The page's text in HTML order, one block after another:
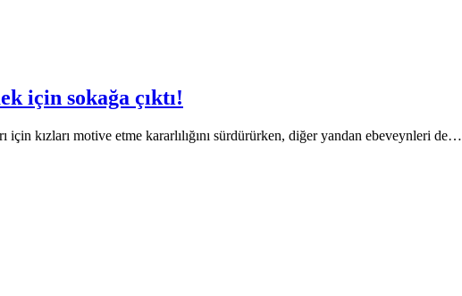
için sokağa çıktı!
kızları motive etme kararlılığını sürdürürken, diğer yandan ebeveynleri de…